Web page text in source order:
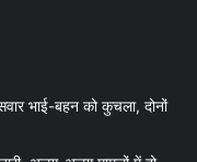
भाई-बहन को कुचला, दोनों